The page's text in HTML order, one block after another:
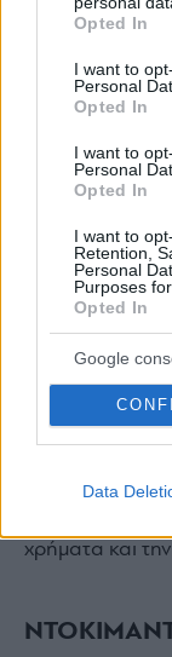
grant or deny
use your data
consent section.
Opted In
I want to
Personal
Opted In
I want to
Personal
Opted In
I want to
Retention,
Personal
Purposes
Opted In
Google
Data
26/03/2026
Η Κόκκινη
Τρεις
τηλεφωνικής
χρήματα και